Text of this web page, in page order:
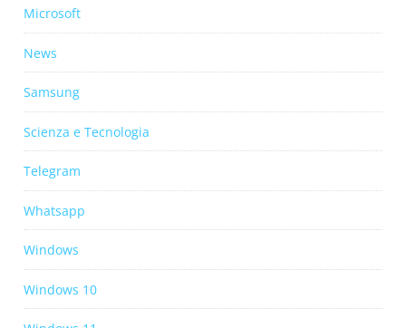
Microsoft
News
Samsung
Scienza e Tecnologia
Telegram
Whatsapp
Windows
Windows 10